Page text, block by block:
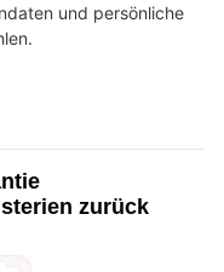
und persönliche
zurück